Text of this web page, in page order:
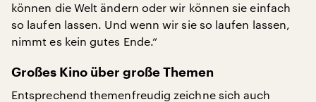
können die Welt ändern oder wir können sie einfach
so laufen lassen. Und wenn wir sie so laufen lassen,
nimmt es kein gutes Ende.“
Großes Kino über große Themen
Entsprechend themenfreudig zeichne sich auch